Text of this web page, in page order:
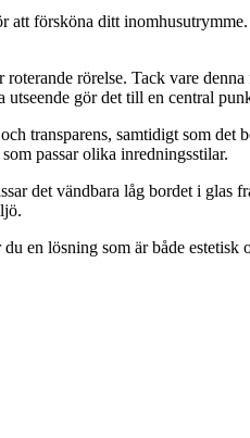
försköna ditt
rörelse. Tack vare
gör det till en central
transparens, samtidigt som
passar olika inredningsstilar.
det vändbara låg bordet i
en lösning som är både